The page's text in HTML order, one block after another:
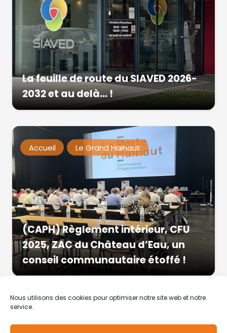
Nous utilisons des cookies pour optimiser notre site web et notre
service.
La feuille de route du SIAVED 2026-
2032 et au delà… !
Accueil Le Grand Hainaut
(CAPH) Règlement intérieur, CFU
2025, ZAC du Château d’Eau, un
conseil communautaire étoffé !